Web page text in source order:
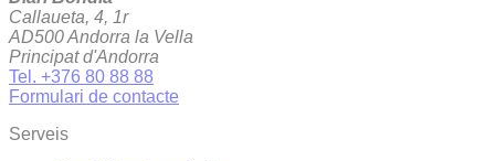
Callaueta, 4, 1r
AD500 Andorra la Vella
Principat d'Andorra
Tel. +376 80 88 88
Formulari de contacte
Serveis